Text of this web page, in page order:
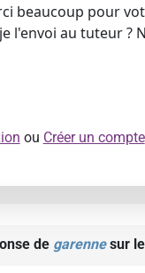
beaucoup pour
l'envoi au tuteur ?
ou Créer un compte
de garennesur